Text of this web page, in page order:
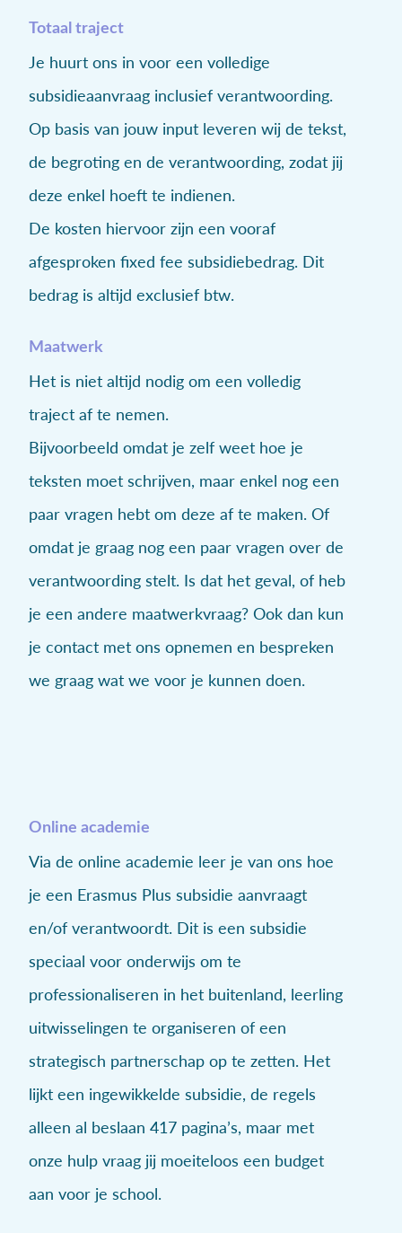
Totaal traject
Je huurt ons in voor een volledige
subsidieaanvraag inclusief verantwoording.
Op basis van jouw input leveren wij de tekst,
de begroting en de verantwoording, zodat jij
deze enkel hoeft te indienen.
De kosten hiervoor zijn een vooraf
afgesproken fixed fee subsidiebedrag. Dit
bedrag is altijd exclusief btw.
Maatwerk
Het is niet altijd nodig om een volledig
traject af te nemen.
Bijvoorbeeld omdat je zelf weet hoe je
teksten moet schrijven, maar enkel nog een
paar vragen hebt om deze af te maken. Of
omdat je graag nog een paar vragen over de
verantwoording stelt. Is dat het geval, of heb
je een andere maatwerkvraag? Ook dan kun
je contact met ons opnemen en bespreken
we graag wat we voor je kunnen doen.
Online academie
Via de online academie leer je van ons hoe
je een Erasmus Plus subsidie aanvraagt
en/of verantwoordt. Dit is een subsidie
speciaal voor onderwijs om te
professionaliseren in het buitenland, leerling
uitwisselingen te organiseren of een
strategisch partnerschap op te zetten. Het
lijkt een ingewikkelde subsidie, de regels
alleen al beslaan 417 pagina’s, maar met
onze hulp vraag jij moeiteloos een budget
aan voor je school.